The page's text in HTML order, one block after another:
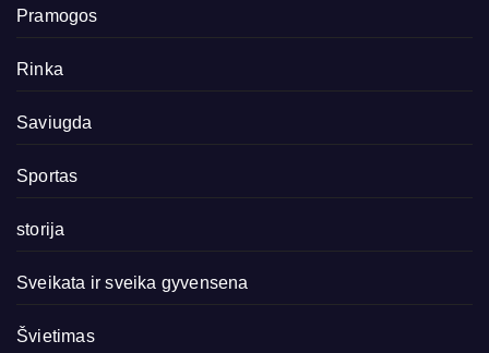
Pramogos
Rinka
Saviugda
Sportas
storija
Sveikata ir sveika gyvensena
Švietimas